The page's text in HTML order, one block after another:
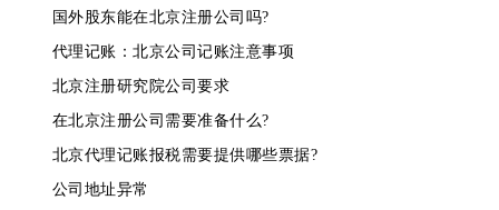
国外股东能在北京注册公司吗?
代理记账：北京公司记账注意事项
北京注册研究院公司要求
在北京注册公司需要准备什么?
北京代理记账报税需要提供哪些票据?
公司地址异常